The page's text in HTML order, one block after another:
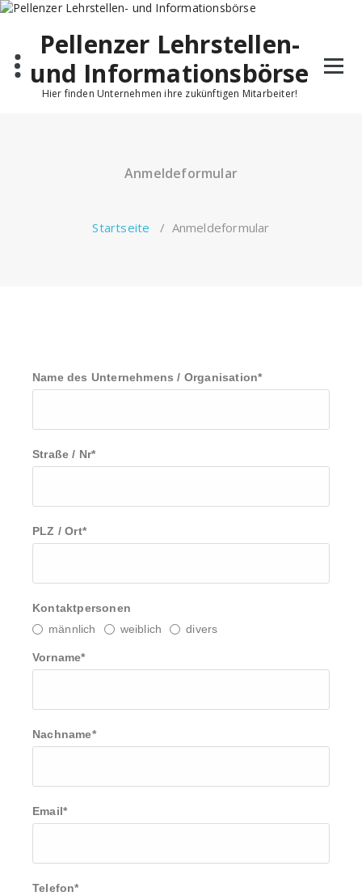
Pellenzer Lehrstellen-
und Informationsbörse
Hier finden Unternehmen ihre zukünftigen Mitarbeiter!
Anmeldeformular
Startseite / Anmeldeformular
Name des Unternehmens / Organisation*
Straße / Nr*
PLZ / Ort*
Kontaktpersonen
männlich
weiblich divers
Vorname*
Nachname*
Email*
Telefon*